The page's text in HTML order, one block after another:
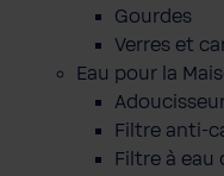
Gourdes
Verres et
Eau pour la
Filtre anti-
Filtre à eau